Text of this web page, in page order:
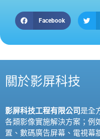
Facebook
關於影屏科技
影屏科技工程有限公司是全
各類影像實施解決方案；例
置、數碼廣告屏幕、電視幕